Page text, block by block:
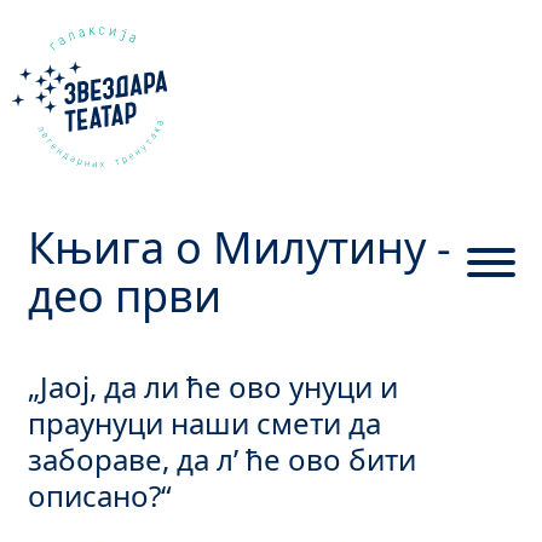
Књига о Милутину -
део први
„Јаој, да ли ће ово унуци и
праунуци наши смети да
забораве, да л’ ће ово бити
описано?“